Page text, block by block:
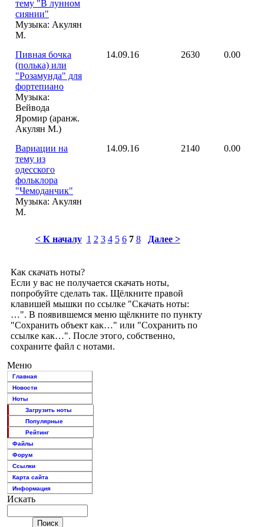
тему "В лунном
сиянии"
Музыка: Акулян
М.
Пивная бочка
(полька) или
"Розамунда" для
фортепиано
Музыка:
Вейвода
Яромир (аранж.
Акулян М.)
14.09.16 2630 0.00
Вариации на
тему из
одесского
фольклора
"Чемоданчик"
Музыка: Акулян
М.
14.09.16 2140 0.00
< К началу 1 2 3 4 5 6 7 8 Далее >
Как скачать ноты?
Если у вас не получается скачать ноты,
попробуйте сделать так. Щёлкните правой
клавишей мышки по ссылке "Скачать ноты:
…". В появившемся меню щёлкните по пункту
"Сохранить объект как…" или "Сохранить по
ссылке как…". После этого, собственно,
сохраните файл с нотами.
Меню
Главная
Новости
Ноты
Загрузить ноты
Популярные
Рейтинг
Файлы
Форум
Ссылки
Карта сайта
Информация
Искать